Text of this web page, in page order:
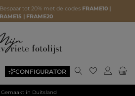
Bespaar tot 20% met de codes FRAME10 |
| FRAME20
CONFIGURATOR
Gemaakt in Duitsland